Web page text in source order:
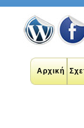
Αρχική